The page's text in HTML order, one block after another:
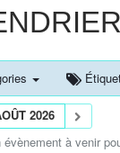
2026
évènement à venir